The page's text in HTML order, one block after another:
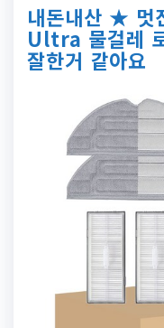
내돈내산 ★ 멋
Ultra 물걸레
잘한거 같아요